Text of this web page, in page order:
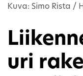
Kuva: Simo Rista /
uri